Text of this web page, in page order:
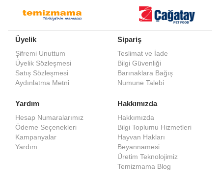
Üyelik
Şifremi Unuttum
Üyelik Sözleşmesi
Satış Sözleşmesi
Aydınlatma Metni
Sipariş
Teslimat ve İade
Bilgi Güvenliği
Barınaklara Bağış
Numune Talebi
Yardım
Hesap Numaralarımız
Ödeme Seçenekleri
Kampanyalar
Yardım
Hakkımızda
Hakkımızda
Bilgi Toplumu Hizmetleri
Hayvan Hakları
Beyannamesi
Üretim Teknolojimiz
Temizmama Blog